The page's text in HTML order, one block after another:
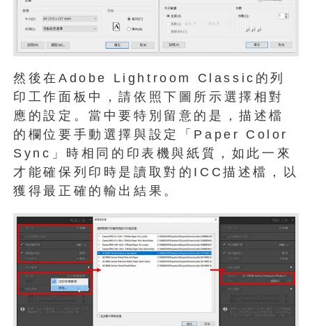
然後在Adobe Lightroom Classic的列
印工作面板中，請依照下圖所示選擇相對
應的設定。當中要特別留意的是，描述檔
的欄位要手動選擇與設定「Paper Color
Sync」時相同的印表機與紙質，如此一來
才能確保列印時是讀取對的ICC描述檔，以
獲得最正確的輸出結果。